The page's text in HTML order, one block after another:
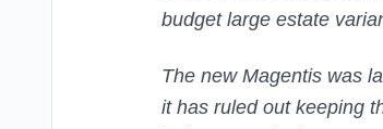
budget large estate
The new Magentis was
it has ruled out keeping